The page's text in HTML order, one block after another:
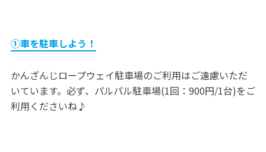
①車を駐車しよう！
かんざんじロープウェイ駐車場のご利用はご遠慮いただ
いています。必ず、パルパル駐車場(1回：900円/1台)をご
利用くださいね♪